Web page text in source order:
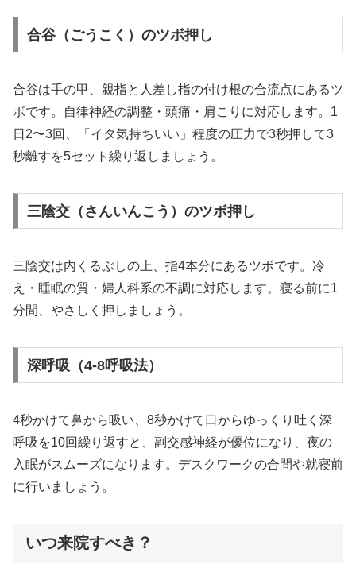
合谷（ごうこく）のツボ押し
合谷は手の甲、親指と人差し指の付け根の合流点にあるツ
ボです。自律神経の調整・頭痛・肩こりに対応します。1
日2〜3回、「イタ気持ちいい」程度の圧力で3秒押して3
秒離すを5セット繰り返しましょう。
三陰交（さんいんこう）のツボ押し
三陰交は内くるぶしの上、指4本分にあるツボです。冷
え・睡眠の質・婦人科系の不調に対応します。寝る前に1
分間、やさしく押しましょう。
深呼吸（4-8呼吸法）
4秒かけて鼻から吸い、8秒かけて口からゆっくり吐く深
呼吸を10回繰り返すと、副交感神経が優位になり、夜の
入眠がスムーズになります。デスクワークの合間や就寝前
に行いましょう。
いつ来院すべき？